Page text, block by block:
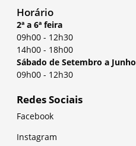
Horário
2ª a 6ª feira
09h00 - 12h30
14h00 - 18h00
Sábado de Setembro a Junho
09h00 - 12h30
Redes Sociais
Facebook
Instagram